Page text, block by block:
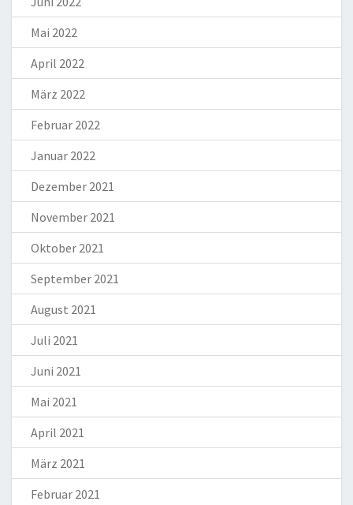
Mai 2022
April 2022
März 2022
Februar 2022
Januar 2022
Dezember 2021
November 2021
Oktober 2021
September 2021
August 2021
Juli 2021
Juni 2021
Mai 2021
April 2021
März 2021
Februar 2021